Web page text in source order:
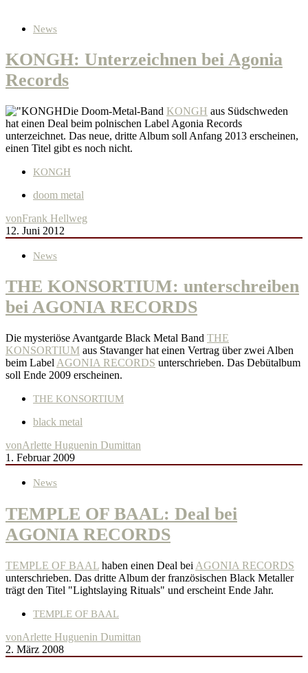
News
KONGH: Unterzeichnen bei Agonia
Records
Die Doom-Metal-Band KONGH aus Südschweden
hat einen Deal beim polnischen Label Agonia Records
unterzeichnet. Das neue, dritte Album soll Anfang 2013 erscheinen,
einen Titel gibt es noch nicht.
KONGH
doom metal
vonFrank Hellweg
12. Juni 2012
News
THE KONSORTIUM: unterschreiben
bei AGONIA RECORDS
Die mysteriöse Avantgarde Black Metal Band THE
KONSORTIUM aus Stavanger hat einen Vertrag über zwei Alben
beim LabelAGONIA RECORDS unterschrieben. Das Debütalbum
soll Ende 2009 erscheinen.
THE KONSORTIUM
black metal
vonArlette Huguenin Dumittan
1. Februar 2009
News
TEMPLE OF BAAL: Deal bei
AGONIA RECORDS
TEMPLE OF BAAL haben einen Deal bei AGONIA RECORDS
unterschrieben. Das dritte Album der französischen Black Metaller
trägt den Titel "Lightslaying Rituals" und erscheint Ende Jahr.
TEMPLE OF BAAL
vonArlette Huguenin Dumittan
2. März 2008